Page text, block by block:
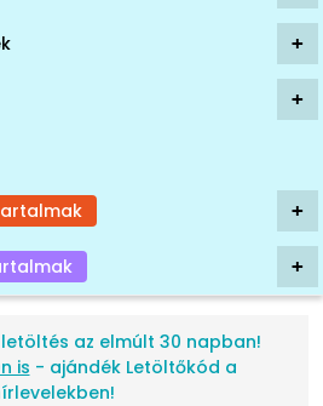
+
+
+
+
az elmúlt 30 napban!
is - ajándék Letöltőkód a